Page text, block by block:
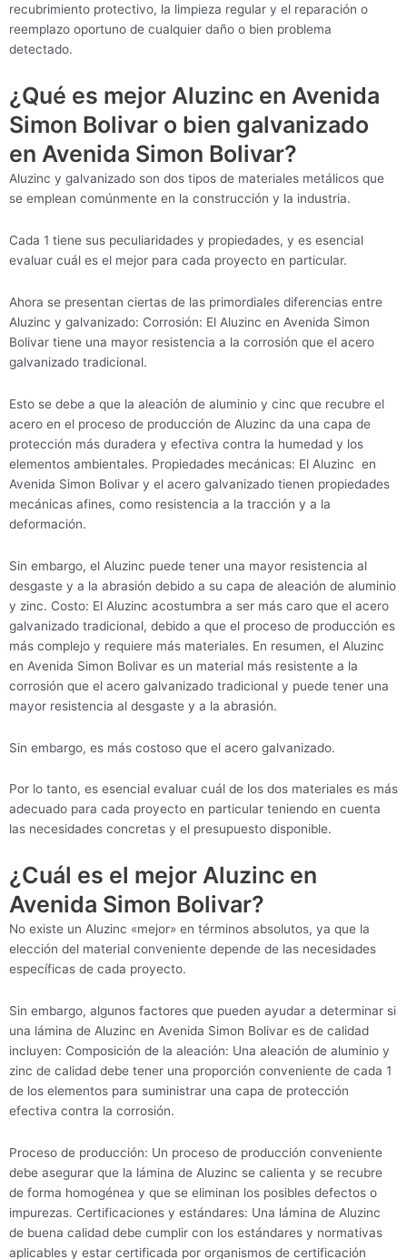
recubrimiento protectivo, la limpieza regular y el reparación o
reemplazo oportuno de cualquier daño o bien problema
detectado.
¿Qué es mejor Aluzinc en Avenida
Simon Bolivar o bien galvanizado
en Avenida Simon Bolivar?
Aluzinc y galvanizado son dos tipos de materiales metálicos que
se emplean comúnmente en la construcción y la industria.
Cada 1 tiene sus peculiaridades y propiedades, y es esencial
evaluar cuál es el mejor para cada proyecto en particular.
Ahora se presentan ciertas de las primordiales diferencias entre
Aluzinc y galvanizado: Corrosión: El Aluzinc en Avenida Simon
Bolivar tiene una mayor resistencia a la corrosión que el acero
galvanizado tradicional.
Esto se debe a que la aleación de aluminio y cinc que recubre el
acero en el proceso de producción de Aluzinc da una capa de
protección más duradera y efectiva contra la humedad y los
elementos ambientales. Propiedades mecánicas: El Aluzinc en
Avenida Simon Bolivar y el acero galvanizado tienen propiedades
mecánicas afines, como resistencia a la tracción y a la
deformación.
Sin embargo, el Aluzinc puede tener una mayor resistencia al
desgaste y a la abrasión debido a su capa de aleación de aluminio
y zinc. Costo: El Aluzinc acostumbra a ser más caro que el acero
galvanizado tradicional, debido a que el proceso de producción es
más complejo y requiere más materiales. En resumen, el Aluzinc
en Avenida Simon Bolivar es un material más resistente a la
corrosión que el acero galvanizado tradicional y puede tener una
mayor resistencia al desgaste y a la abrasión.
Sin embargo, es más costoso que el acero galvanizado.
Por lo tanto, es esencial evaluar cuál de los dos materiales es más
adecuado para cada proyecto en particular teniendo en cuenta
las necesidades concretas y el presupuesto disponible.
¿Cuál es el mejor Aluzinc en
Avenida Simon Bolivar?
No existe un Aluzinc «mejor» en términos absolutos, ya que la
elección del material conveniente depende de las necesidades
específicas de cada proyecto.
Sin embargo, algunos factores que pueden ayudar a determinar si
una lámina de Aluzinc en Avenida Simon Bolivar es de calidad
incluyen: Composición de la aleación: Una aleación de aluminio y
zinc de calidad debe tener una proporción conveniente de cada 1
de los elementos para suministrar una capa de protección
efectiva contra la corrosión.
Proceso de producción: Un proceso de producción conveniente
debe asegurar que la lámina de Aluzinc se calienta y se recubre
de forma homogénea y que se eliminan los posibles defectos o
impurezas. Certificaciones y estándares: Una lámina de Aluzinc
de buena calidad debe cumplir con los estándares y normativas
aplicables y estar certificada por organismos de certificación